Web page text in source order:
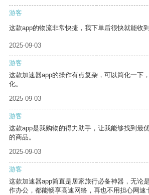
游客
这款app的物流非常快捷，我下单后很快就能收到
2025-09-03
游客
这款加速器app的操作有点复杂，可以简化一下
化。
2025-09-03
游客
这款app是我购物的得力助手，让我能够找到最
的商品。
2025-09-03
游客
这款加速器app简直是居家旅行必备神器，无论
作办公，都能畅享高速网络，再也不用担心网速